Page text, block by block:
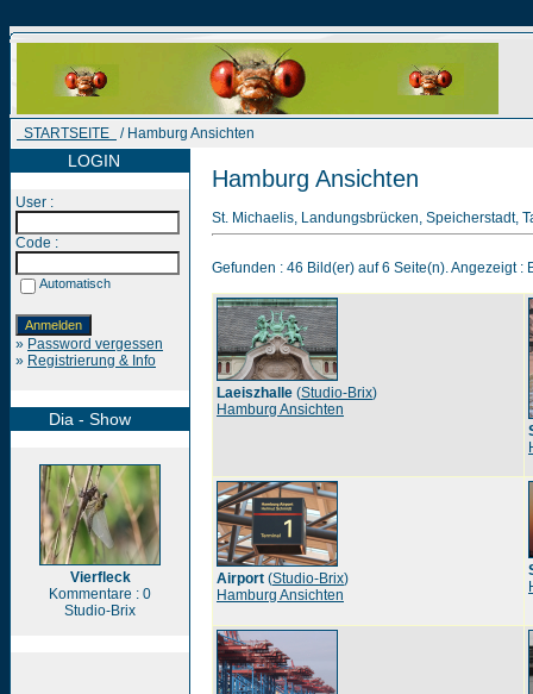
STARTSEITE / Hamburg Ansichten
LOGIN
User :
Code :
Automatisch
» Password vergessen
» Registrierung & Info
Dia - Show
Vierfleck
Kommentare : 0
Studio-Brix
Hamburg Ansichten
St. Michaelis, Landungsbrücken, Speicherstadt,
Gefunden : 46 Bild(er) auf 6 Seite(n). Angezeigt :
Laeiszhalle (Studio-Brix)
Hamburg Ansichten
Airport (Studio-Brix)
Hamburg Ansichten